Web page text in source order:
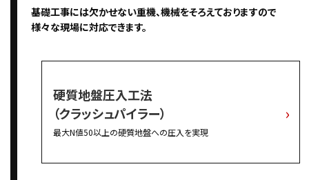
基礎工事には欠かせない重機、機械をそろえておりますので
様々な現場に対応できます。
硬質地盤圧入工法
（クラッシュパイラー）
最大N値50以上の硬質地盤への圧入を実現